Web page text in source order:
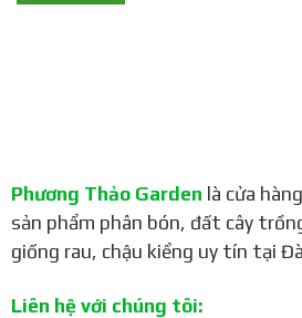
Phương Thảo Garden là cửa
sản phẩm phân bón, đất cây
giống rau, chậu kiểng uy tín tại
Liên hệ với chúng tôi: